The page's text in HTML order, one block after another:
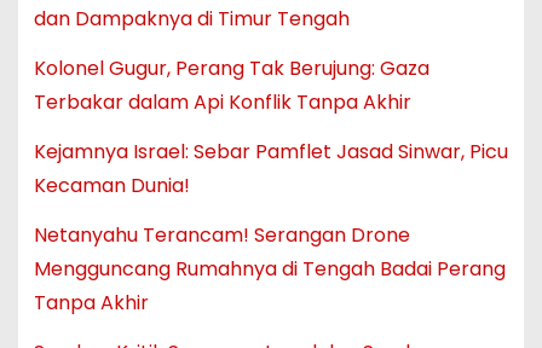
dan Dampaknya di Timur Tengah
Kolonel Gugur, Perang Tak Berujung: Gaza
Terbakar dalam Api Konflik Tanpa Akhir
Kejamnya Israel: Sebar Pamflet Jasad Sinwar, Picu
Kecaman Dunia!
Netanyahu Terancam! Serangan Drone
Mengguncang Rumahnya di Tengah Badai Perang
Tanpa Akhir